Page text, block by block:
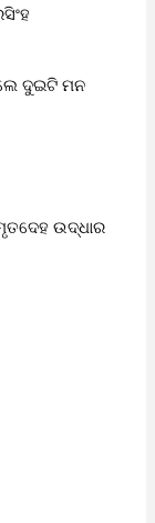
ଦୁଇଟି ମନ
ଉଦ୍ଧାର